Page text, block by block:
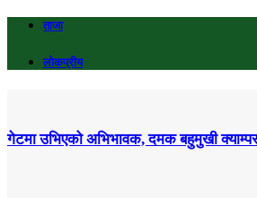
ताजा
लोकप्रीय
गेटमा उभिएको अभिभावक, दमक बहुमुखी